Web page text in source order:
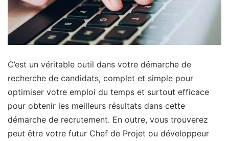
C’est un véritable outil dans votre démarche de
recherche de candidats, complet et simple pour
optimiser votre emploi du temps et surtout efficace
pour obtenir les meilleurs résultats dans cette
démarche de recrutement. En outre, vous trouverez
peut être votre futur Chef de Projet ou développeur